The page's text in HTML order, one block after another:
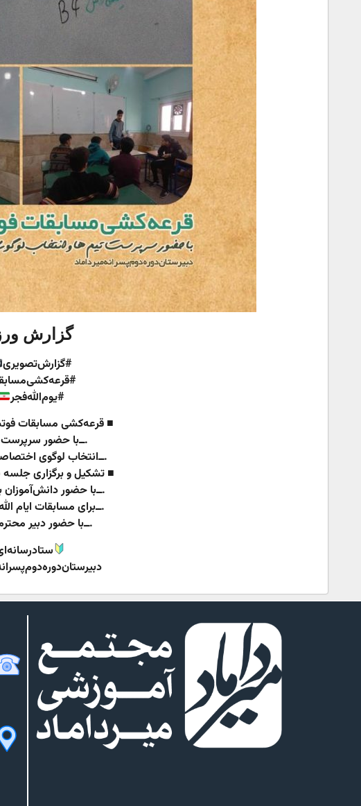
گزارش
#گزارش‌تصویری
#یوم‌الله‌فجر
■ قرعه‌کشی مسابقات
.ــ‌‌با حضور
.ــ‌انتخاب لوگوی
■ تشکیل و برگزاری
.ــ‌‌با حضور دانش‌آموزان
.ــ‌‌برای مسابقات ایام
.ــ‌‌با حضور دبیر